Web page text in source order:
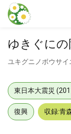
本文に飛ぶ
ゆきぐにの
ユキグニノボウサイ
東日本大震災
復興 収録:青